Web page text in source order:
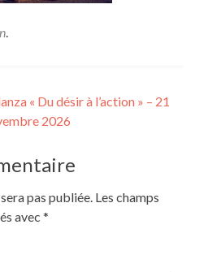
.
« Du désir à l’action » – 21
2026
pas publiée. Les champs
avec *